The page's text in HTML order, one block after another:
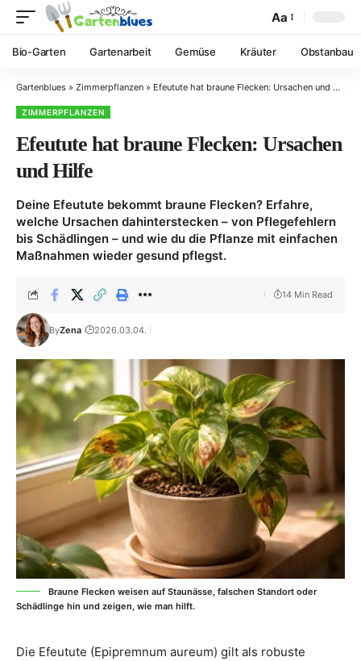
Aa
Bio-Garten Gartenarbeit Gemüse Kräuter Obstanbau
Gartenblues » Zimmerpflanzen » Efeutute hat braune Flecken: Ursachen und Hilfe
ZIMMERPFLANZEN
Efeutute hat braune Flecken: Ursachen
und Hilfe
Deine Efeutute bekommt braune Flecken? Erfahre,
welche Ursachen dahinterstecken – von Pflegefehlern
bis Schädlingen – und wie du die Pflanze mit einfachen
Maßnahmen wieder gesund pflegst.
ByZena 2026.03.04.
14 Min Read
Braune Flecken weisen auf Staunässe, falschen Standort oder
Schädlinge hin und zeigen, wie man hilft.
Die Efeutute (Epipremnum aureum) gilt als robuste